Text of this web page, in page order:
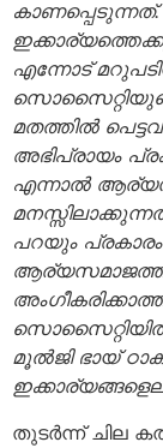
എന്നോട്
മതത്തില്‍
അഭിപ്രായം
എന്നാല്‍
പറയും
മൂല്‍ജി ഭായ്
തുടര്‍ന്ന് ചില